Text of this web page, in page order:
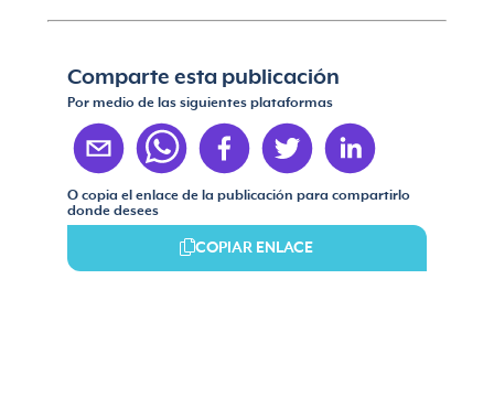
Comparte esta publicación
Por medio de las siguientes plataformas
O copia el enlace de la publicación para compartirlo
donde desees
COPIAR ENLACE